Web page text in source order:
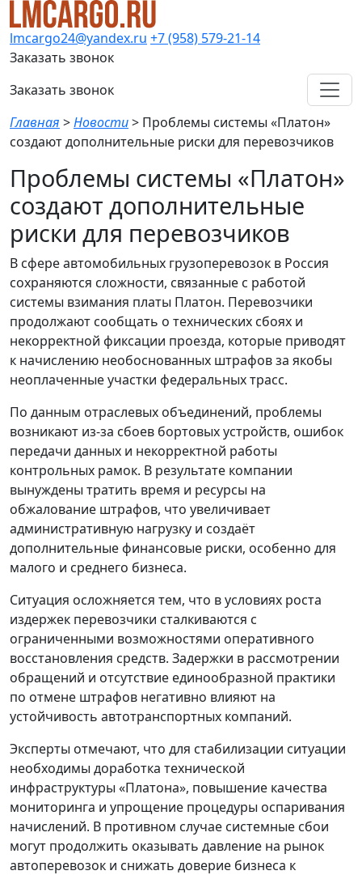
lmcargo24@yandex.ru +7 (958) 579-21-14
Заказать звонок
Заказать звонок
Главная >Новости> Проблемы системы «Платон»
создают дополнительные риски для перевозчиков
Проблемы системы «Платон»
создают дополнительные
риски для перевозчиков
В сфере автомобильных грузоперевозок в Россия
сохраняются сложности, связанные с работой
системы взимания платы Платон. Перевозчики
продолжают сообщать о технических сбоях и
некорректной фиксации проезда, которые приводят
к начислению необоснованных штрафов за якобы
неоплаченные участки федеральных трасс.
По данным отраслевых объединений, проблемы
возникают из-за сбоев бортовых устройств, ошибок
передачи данных и некорректной работы
контрольных рамок. В результате компании
вынуждены тратить время и ресурсы на
обжалование штрафов, что увеличивает
административную нагрузку и создаёт
дополнительные финансовые риски, особенно для
малого и среднего бизнеса.
Ситуация осложняется тем, что в условиях роста
издержек перевозчики сталкиваются с
ограниченными возможностями оперативного
восстановления средств. Задержки в рассмотрении
обращений и отсутствие единообразной практики
по отмене штрафов негативно влияют на
устойчивость автотранспортных компаний.
Эксперты отмечают, что для стабилизации ситуации
необходимы доработка технической
инфраструктуры «Платона», повышение качества
мониторинга и упрощение процедуры оспаривания
начислений. В противном случае системные сбои
могут продолжить оказывать давление на рынок
автоперевозок и снижать доверие бизнеса к